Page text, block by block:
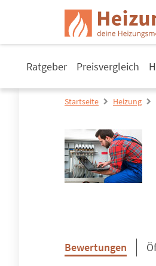
Ratgeber Preisvergleich
Startseite Heizung
Bewertungen